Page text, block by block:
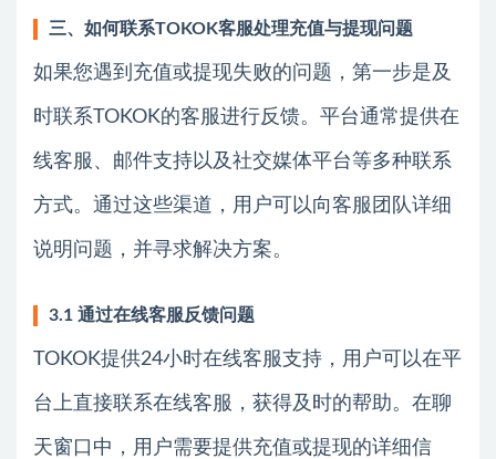
三、如何联系TOKOK客服处理充值与提现问题
如果您遇到充值或提现失败的问题，第一步是及
时联系TOKOK的客服进行反馈。平台通常提供在
线客服、邮件支持以及社交媒体平台等多种联系
方式。通过这些渠道，用户可以向客服团队详细
说明问题，并寻求解决方案。
3.1 通过在线客服反馈问题
TOKOK提供24小时在线客服支持，用户可以在平
台上直接联系在线客服，获得及时的帮助。在聊
天窗口中，用户需要提供充值或提现的详细信